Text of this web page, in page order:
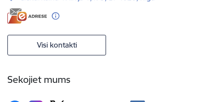
Visi kontakti
Sekojiet mums